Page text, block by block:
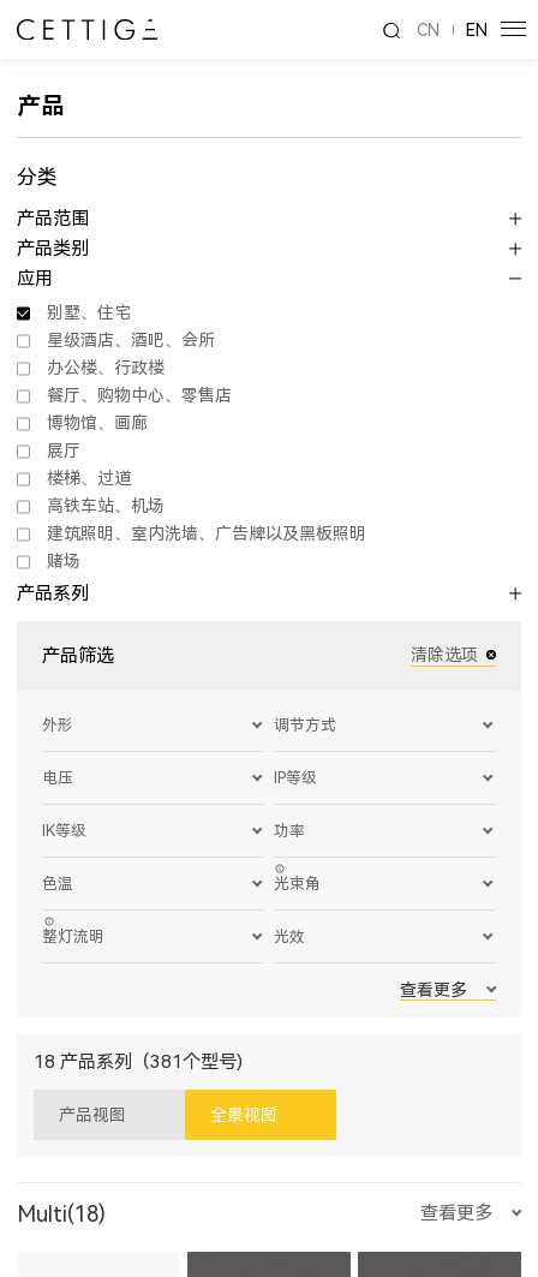
CN EN
产品
分类
产品范围
产品类别
应用
别墅、住宅
星级酒店、酒吧、会所
办公楼、行政楼
餐厅、购物中心、零售店
博物馆、画廊
展厅
楼梯、过道
高铁车站、机场
建筑照明、室内洗墙、广告牌以及黑板照明
赌场
产品系列
产品筛选 清除选项
外形 调节方式
电压 IP等级
IK等级 功率
色温 光束角
整灯流明 光效
查看更多
18 产品系列（381个型号)
产品视图 全景视图
Multi(18) 查看更多